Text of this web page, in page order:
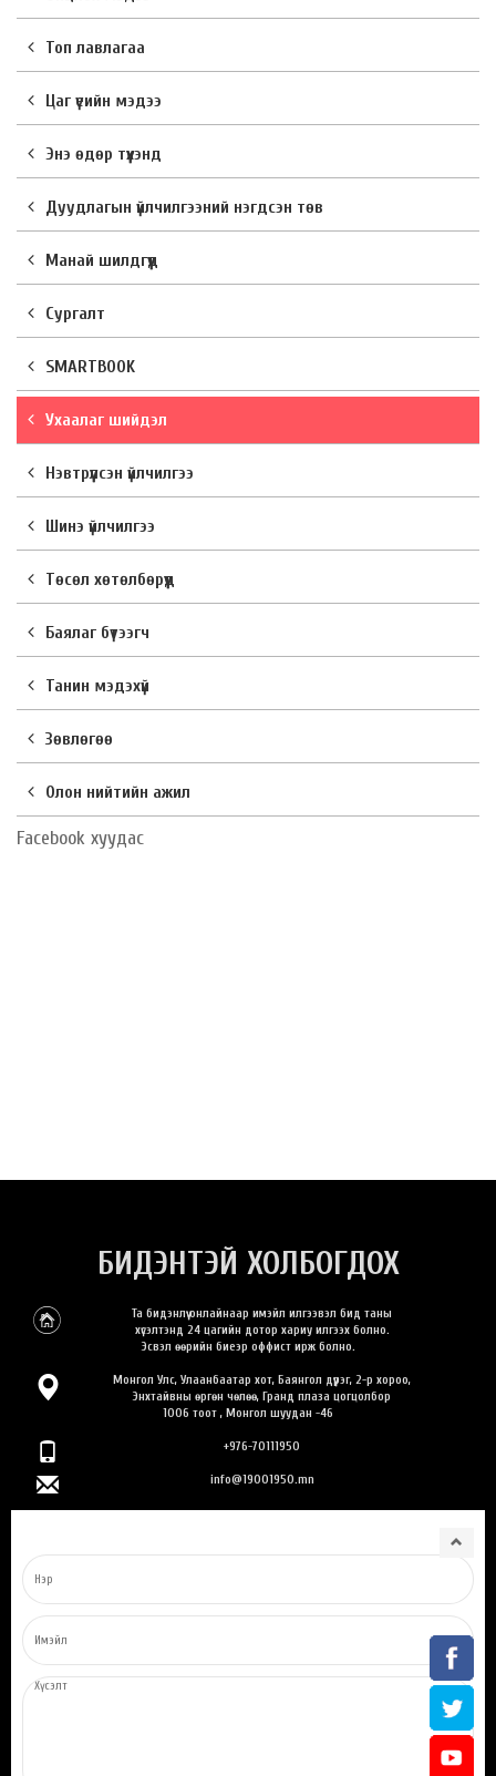
Топ лавлагаа
Цаг үеийн мэдээ
Энэ өдөр түүхэнд
Дуудлагын үйлчилгээний нэгдсэн төв
Манай шилдгүүд
Сургалт
SMARTBOOK
Ухаалаг шийдэл
Нэвтрүүлсэн үйлчилгээ
Шинэ үйлчилгээ
Төсөл хөтөлбөрүүд
Баялаг бүтээгч
Танин мэдэхүй
Зөвлөгөө
Олон нийтийн ажил
Facebook хуудас
БИДЭНТЭЙ ХОЛБОГДОХ
Та бидэнлүү онлайнаар имэйл илгээвэл бид таны
хүсэлтэнд 24 цагийн дотор хариу илгээх болно.
Эсвэл өөрийн биеэр оффист ирж болно.
Монгол Улс, Улаанбаатар хот, Баянгол дүүрэг, 2-р хороо,
Энхтайвны өргөн чөлөө, Гранд плаза цогцолбор
1006 тоот , Монгол шуудан -46
+976-70111950
info@19001950.mn